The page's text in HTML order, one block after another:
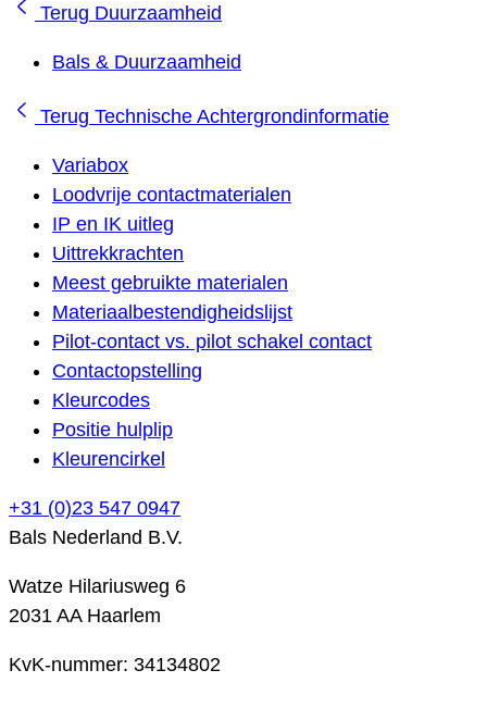
Terug Duurzaamheid
Bals & Duurzaamheid
Terug Technische Achtergrondinformatie
Variabox
Loodvrije contactmaterialen
IP en IK uitleg
Uittrekkrachten
Meest gebruikte materialen
Materiaalbestendigheidslijst
Pilot-contact vs. pilot schakel contact
Contactopstelling
Kleurcodes
Positie hulplip
Kleurencirkel
+31 (0)23 547 0947
Bals Nederland B.V.
Watze Hilariusweg 6
2031 AA Haarlem
KvK-nummer: 34134802